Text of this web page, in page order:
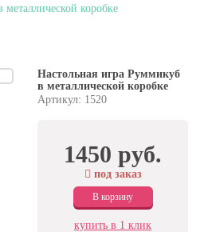
коробке
Настольная игра Руммикуб
в металлической коробке
Артикул: 1520
1450 руб.
под заказ
В корзину
купить в 1 клик